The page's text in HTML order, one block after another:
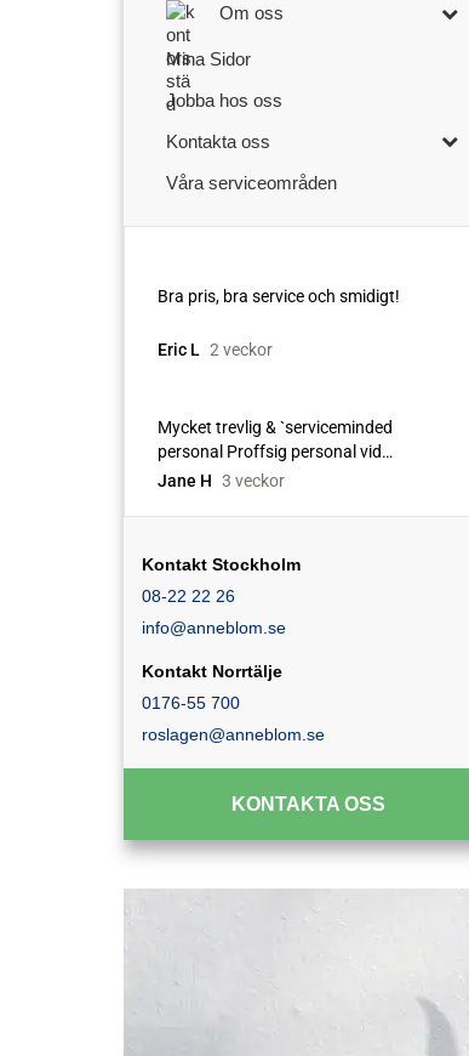
Om oss
Mina Sidor
Jobba hos oss
Kontakta oss
Våra serviceområden
Kontakt Stockholm
08-22 22 26
info@anneblom.se
Kontakt Norrtälje
0176-55 700
roslagen@anneblom.se
KONTAKTA OSS